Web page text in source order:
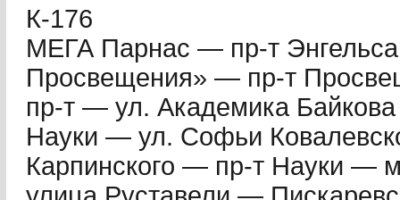
К-176
МЕГА Парнас — пр-т
Просвещения» — пр-т
пр-т — ул. Академика
Науки — ул. Софьи
Карпинского — пр-т Науки —